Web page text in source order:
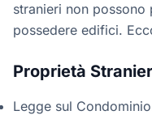
stranieri non possono
possedere edifici.
Proprietà
Legge sul